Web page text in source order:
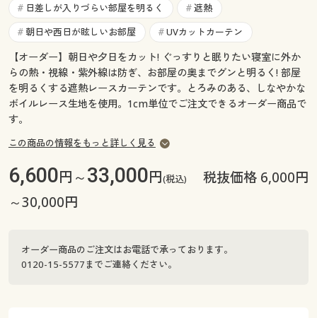
お気に入り
サポート
ご利用ガイド
よくある質問とお問い合わせ
サポート
ご利用ガイド
よくある質問とお問い合わせ
# 日差しが入りづらい部屋を明るく # 遮熱
# 朝日や西日が眩しいお部屋 # UVカットカーテン
【オーダー】朝日や夕日をカット! ぐっすりと眠りたい寝室に外か
らの熱・視線・紫外線は防ぎ、お部屋の奥までグンと明るく! 部屋
を明るくする遮熱レースカーテンです。とろみのある、しなやかな
ボイルレース生地を使用。1cm単位でご注文できるオーダー商品で
す。
この商品の情報をもっと詳しく見る
6,600円～33,000円(税込)
税抜価格 6,000円
～30,000円
オーダー商品のご注文はお電話で承っております。
0120-15-5577までご連絡ください。